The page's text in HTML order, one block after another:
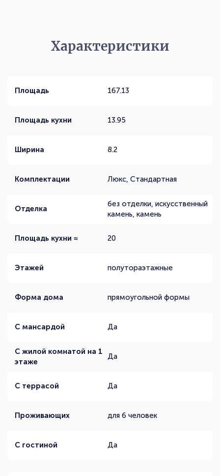
Характеристики
Площадь 167.13
Площадь кухни 13.95
Ширина 8.2
Комплектации Люкс, Стандартная
Отделка
без отделки, искусственный
камень, камень
Площадь кухни ≈ 20
Этажей полутораэтажные
Форма дома прямоугольной формы
С мансардой Да
С жилой комнатой на 1
этаже
Да
С террасой Да
Проживающих для 6 человек
С гостиной Да